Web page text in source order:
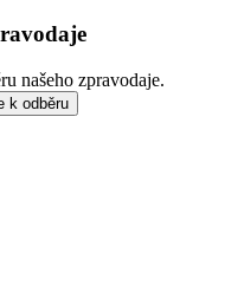
našeho zpravodaje.
k odběru